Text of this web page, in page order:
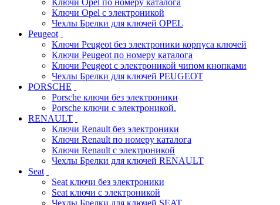
Ключи Opel с электроникой
Чехлы Брелки для ключей OPEL
Peugeot
Ключи Peugeot без электроники корпуса ключей
Ключи Peugeot по номеру каталога
Ключи Peugeot с электроникой чипом кнопками
Чехлы Брелки для ключей PEUGEOT
PORSCHE
Porsche ключи без электроники
Porsche ключи с электроникой.
RENAULT
Ключи Renault без электроники
Ключи Renault по номеру каталога
Ключи Renault с электроникой
Чехлы Брелки для ключей RENAULT
Seat
Seat ключи без электроники
Seat ключи с электроникой
Чехлы Брелки для ключей SEAT